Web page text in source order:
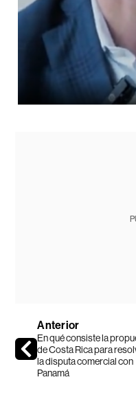
Anterior
En qué consiste la
de Costa Rica para
la disputa comercial con
Panamá